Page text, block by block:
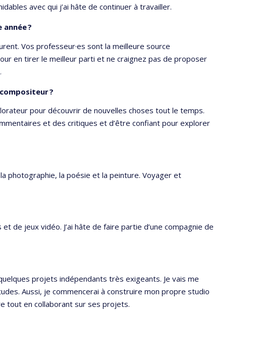
avec qui j’ai hâte de continuer à travailler.
?
Vos professeur·es sont la meilleure source
en tirer le meilleur parti et ne craignez pas de proposer
?
pour découvrir de nouvelles choses tout le temps.
et des critiques et d’être confiant pour explorer
photographie, la poésie et la peinture. Voyager et
de jeux vidéo. J’ai hâte de faire partie d’une compagnie de
projets indépendants très exigeants. Je vais me
Aussi, je commencerai à construire mon propre studio
tout en collaborant sur ses projets.